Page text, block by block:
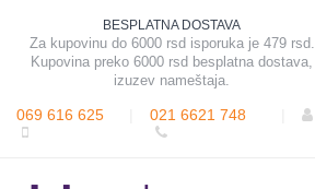
BESPLATNA DOSTAVA
Za kupovinu do 6000 rsd isporuka je 479 rsd.
Kupovina preko 6000 rsd besplatna dostava,
izuzev nameštaja.
069 616 625 021 6621 748